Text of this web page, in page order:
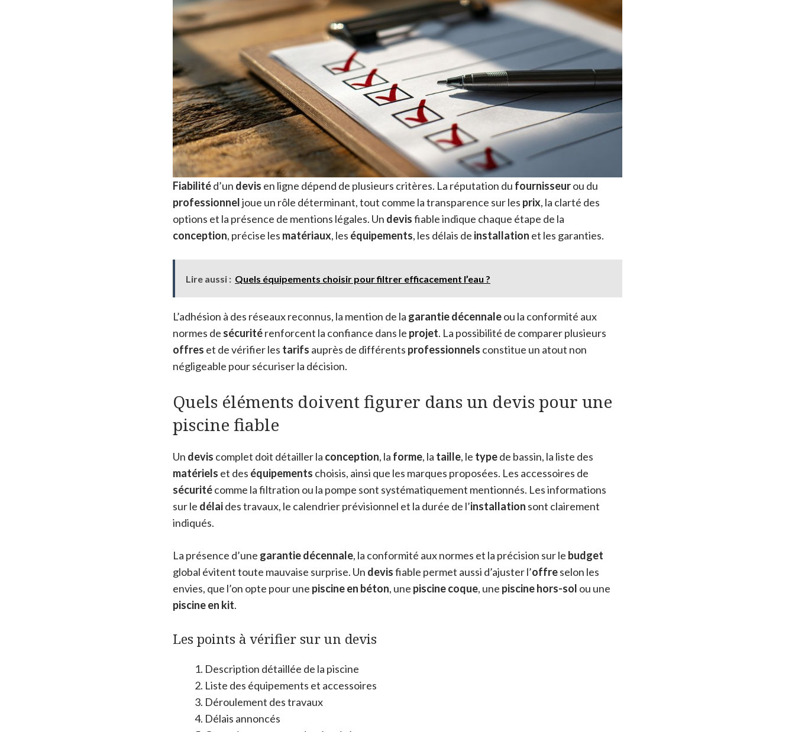
Fiabilitéd’un devis en ligne dépend de plusieurs critères. La réputation du fournisseurou du
professionneljoue un rôle déterminant, tout comme la transparence sur les prix, la clarté des
options et la présence de mentions légales. Un devisfiable indique chaque étape de la
conception, précise les matériaux, les équipements, les délais de installation et les garanties.
Lire aussi : Quels équipements choisir pour filtrer efficacement l’eau ?
L’adhésion à des réseaux reconnus, la mention de la garantie décennaleou la conformité aux
normes de sécuritérenforcent la confiance dans le projet. La possibilité de comparer plusieurs
offres et de vérifier les tarifs auprès de différents professionnels constitue un atout non
négligeable pour sécuriser la décision.
Quels éléments doivent figurer dans un devis pour une
piscine fiable
Un devis complet doit détailler la conception, la forme, la taille, le typede bassin, la liste des
matériels et des équipements choisis, ainsi que les marques proposées. Les accessoires de
sécuritécomme la filtration ou la pompe sont systématiquement mentionnés. Les informations
sur le délaides travaux, le calendrier prévisionnel et la durée de l’installation sont clairement
indiqués.
La présence d’une garantie décennale, la conformité aux normes et la précision sur le budget
global évitent toute mauvaise surprise. Un devisfiable permet aussi d’ajuster l’offreselon les
envies, que l’on opte pour une piscine en béton, une piscine coque, une piscine hors-sol ou une
piscine en kit.
Les points à vérifier sur un devis
Description détaillée de la piscine
Liste des équipements et accessoires
Déroulement des travaux
Délais annoncés